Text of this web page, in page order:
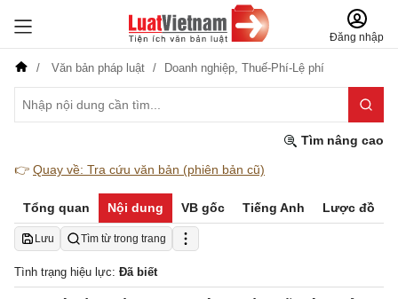
Đăng nhập
Văn bản pháp luật Doanh nghiệp, Thuế-Phí-Lệ phí
Tìm nâng cao
👉 Quay về: Tra cứu văn bản (phiên bản cũ)
Tổng quan Nội dung VB gốc Tiếng Anh Lược đồ
Lưu Tìm từ trong trang
Tình trạng hiệu lực: Đã biết